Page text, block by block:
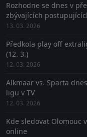
Rozhodne se dnes v
zbývajících
13. 03. 2026
Předkola play off
(12. 3.)
12. 03. 2026
Alkmaar vs. Sparta
ligu v TV
12. 03. 2026
Kde sledovat Olomouc
online